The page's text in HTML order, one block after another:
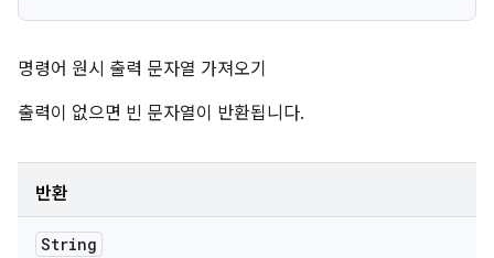
명령어 원시 출력 문자열 가져오기
출력이 없으면 빈 문자열이 반환됩니다.
반환
String